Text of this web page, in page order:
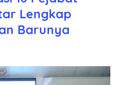
Lengkap
Barunya